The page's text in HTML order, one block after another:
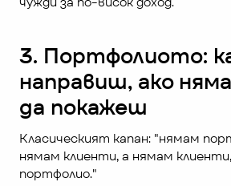
3. Портфолиото:
направиш, ако
да покажеш
Класическият капан: "нямам
нямам клиенти, а нямам
портфолио."